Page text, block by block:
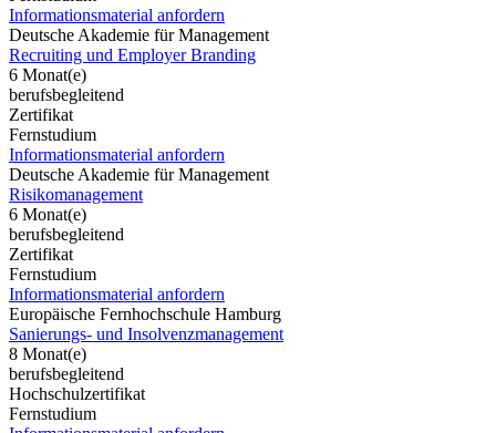
Informationsmaterial anfordern
Deutsche Akademie für Management
Recruiting und Employer Branding
6 Monat(e)
berufsbegleitend
Zertifikat
Fernstudium
Informationsmaterial anfordern
Deutsche Akademie für Management
Risikomanagement
6 Monat(e)
berufsbegleitend
Zertifikat
Fernstudium
Informationsmaterial anfordern
Europäische Fernhochschule Hamburg
Sanierungs- und Insolvenzmanagement
8 Monat(e)
berufsbegleitend
Hochschulzertifikat
Fernstudium